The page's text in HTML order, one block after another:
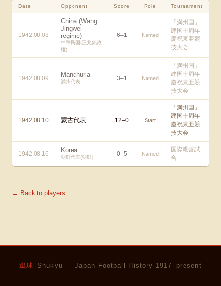
Date Opponent Score Role Tournament
1942.08.08
China (Wang
Jingwei
regime)
中華民国(汪兆銘政
権)
6–1 Named
「満州国」
建国十周年
慶祝東亜競
技大会
1942.08.09 Manchuria
満州代表 3–1 Named
「満州国」
建国十周年
慶祝東亜競
技大会
1942.08.10 蒙古代表 12–0 Start
「満州国」
建国十周年
慶祝東亜競
技大会
1942.08.16 Korea
朝鮮代表(朝鮮) 0–5 Named
国際親善試
合
← Back to players
蹴球 Shukyu — Japan Football History 1917–present